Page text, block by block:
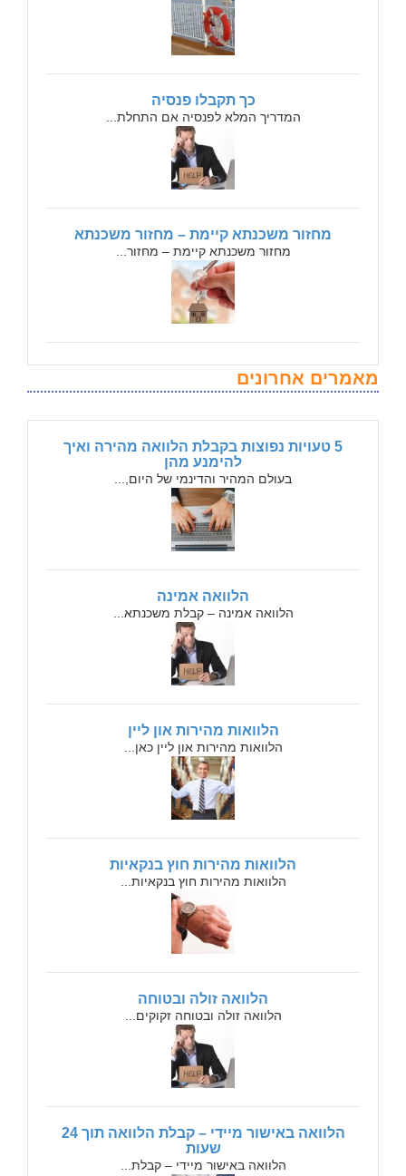
כך תקבלו פנסיה
המדריך המלא לפנסיה אם התחלת...
מחזור משכנתא קיימת – מחזור משכנתא
מחזור משכנתא קיימת – מחזור...
מאמרים אחרונים
5 טעויות נפוצות בקבלת הלוואה מהירה ואיך
להימנע מהן
בעולם המהיר והדינמי של היום,...
הלוואה אמינה
הלוואה אמינה – קבלת משכנתא...
הלוואות מהירות און ליין
הלוואות מהירות און ליין כאן...
הלוואות מהירות חוץ בנקאיות
הלוואות מהירות חוץ בנקאיות...
הלוואה זולה ובטוחה
הלוואה זולה ובטוחה זקוקים...
הלוואה באישור מיידי – קבלת הלוואה תוך 24
שעות
הלוואה באישור מיידי – קבלת...